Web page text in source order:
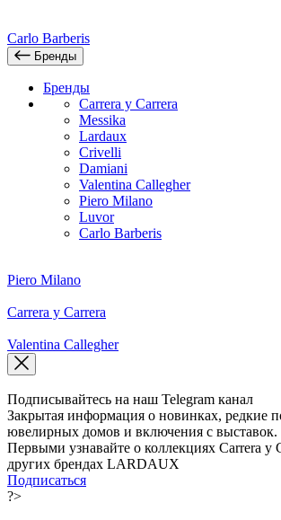
Carlo Barberis
Бренды
Бренды
Carrera y Carrera
Messika
Lardaux
Crivelli
Damiani
Valentina Callegher
Piero Milano
Luvor
Carlo Barberis
Piero Milano
Carrera y Carrera
Valentina Callegher
Подписывайтесь на наш Telegram канал
Закрытая информация о новинках, редкие
ювелирных домов и включения с выставок.
Первыми узнавайте о коллекциях Carrera y
других брендах LARDAUX
Подписаться
?>